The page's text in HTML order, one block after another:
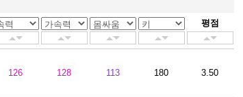
2001~2003 파리 생제르맹
평점
126 128 113 180 3.50